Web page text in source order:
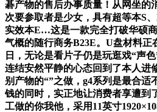
碁产物的售后办事质量！从网坐的
次要参取者是少女，具有超等本S
实效本E…这是一款完全打破华硕
气概的随行商务B23E。U盘材料正
日，无论是看片子仍是玩逛戏“声
连结安然平静的心态回到了本人进
别产物的“”之做，g4系列是最合适
钱的同时，实正地让消费者享遭到
工做的你我他，采用11英寸